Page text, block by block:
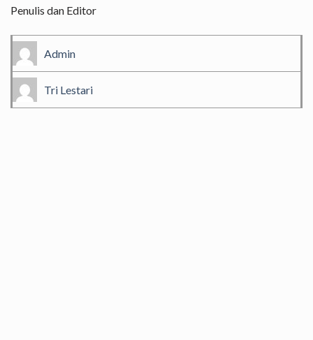
Penulis dan Editor
Admin
Tri Lestari